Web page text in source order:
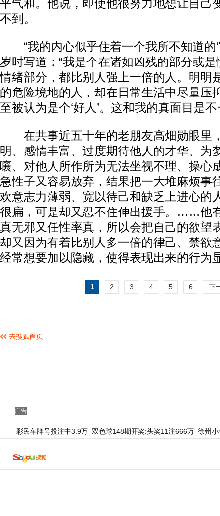
平气和。他说，即使他很努力地想让自己
不到。
“我的内心似乎住着一个我所不知道的‘
岁时写道：“我是个在诸如凶残的部分或
情绪部分，都比别人强上一倍的人。明明
的危险境地的人，却在日常生活中尽量压
至被认为是个‘好人’。这和我的真面目是不
在共事近五十年的老朋友高畑勋眼里
明、感情丰富、过度期待他人的才华、为
嚷、对他人所作所为无法坐视不理、操心
急性子又容易放弃，结果把一大堆麻烦事
欢意志力薄弱、宽以待己和缺乏上进心的
很扁，可是却又忍不住伸出援手。……他
真无邪又任性率真，所以会把自己的欲望
却又因为有着比别人多一倍的律己、禁欲
经常想要加以隐藏，使得表现出来的行为
1 2 3 4 5 6 下
广告
彩民车牌号投注中3.9万 双色球148期开奖:头奖11注666万 徐州